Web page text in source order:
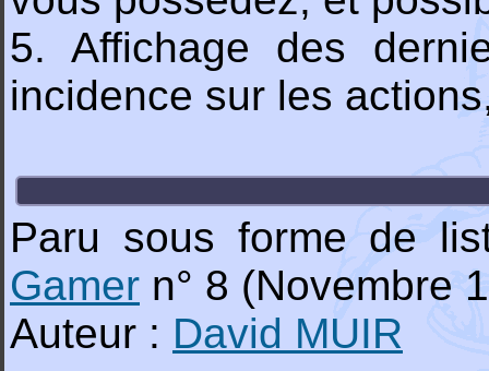
5. Affichage des
incidence sur les
Paru sous forme de
Gamer n° 8 (Novembre
Auteur : David MUIR